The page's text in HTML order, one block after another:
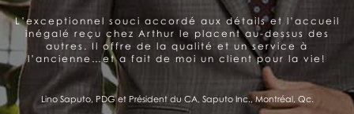
Arthur offre un service très personnalisé et
professionnel. Belle gamme de produits. Le souci de la
satisfaction du client se ressent et me donne